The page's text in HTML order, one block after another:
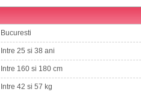
Bucuresti
Intre 25 si 38 ani
Intre 160 si 180 cm
Intre 42 si 57 kg